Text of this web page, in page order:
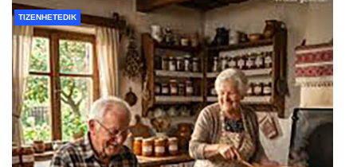
TIZENHETEDIK